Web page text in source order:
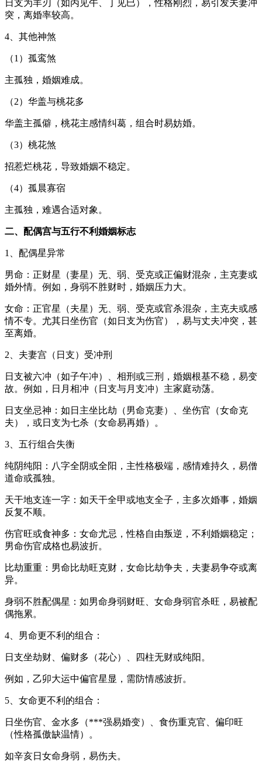
日支为羊刃（如丙见午、丁见巳），性格刚烈，易引发夫妻冲
突，离婚率较高。
4、其他神煞
（1）孤鸾煞
主孤独，婚姻难成。
（2）华盖与桃花多
华盖主孤僻，桃花主感情纠葛，组合时易妨婚。
（3）桃花煞
招惹烂桃花，导致婚姻不稳定。
（4）孤晨寡宿
主孤独，难遇合适对象。
二、配偶宫与五行不利婚姻标志
1、配偶星异常
男命：正财星（妻星）无、弱、受克或正偏财混杂，主克妻或
婚外情。例如，身弱不胜财时，婚姻压力大。
女命：正官星（夫星）无、弱、受克或官杀混杂，主克夫或感
情不专。尤其日坐伤官（如日支为伤官），易与丈夫冲突，甚
至离婚。
2、夫妻宫（日支）受冲刑
日支被六冲（如子午冲）、相刑或三刑，婚姻根基不稳，易变
故。例如，日月相冲（日支与月支冲）主家庭动荡。
日支坐忌神：如日主坐比劫（男命克妻）、坐伤官（女命克
夫），或日支为七杀（女命易再婚）。
3、五行组合失衡
纯阴纯阳：八字全阴或全阳，主性格极端，感情难持久，易僧
道命或孤独。
天干地支连一字：如天干全甲或地支全子，主多次婚事，婚姻
反复不顺。
伤官旺或食神多：女命尤忌，性格自由叛逆，不利婚姻稳定；
男命伤官成格也易波折。
比劫重重：男命比劫旺克财，女命比劫争夫，夫妻易争夺或离
异。
身弱不胜配偶星：如男命身弱财旺、女命身弱官杀旺，易被配
偶拖累。
4、男命更不利的组合：
日支坐劫财、偏财多（花心）、四柱无财或纯阳。
例如，乙卯大运中偏官星显，需防情感波折。
5、女命更不利的组合：
日坐伤官、金水多（***强易婚变）、食伤重克官、偏印旺
（性格孤傲缺温情）。
如辛亥日女命身弱，易伤夫。